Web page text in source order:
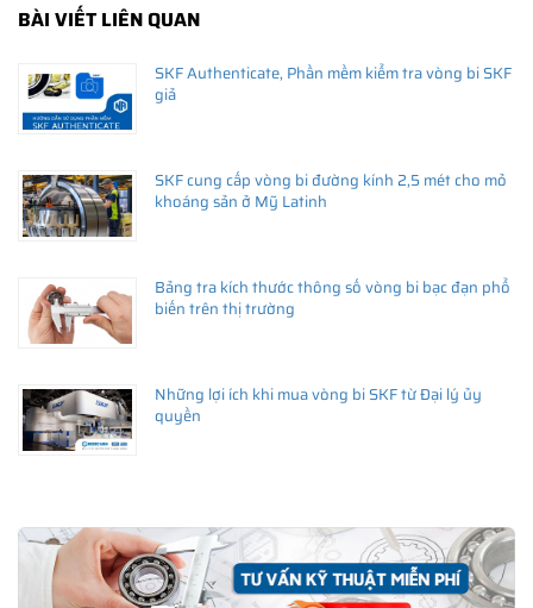
BÀI VIẾT LIÊN QUAN
SKF Authenticate, Phần mềm kiểm tra vòng bi SKF
giả
SKF cung cấp vòng bi đường kính 2,5 mét cho mỏ
khoáng sản ở Mỹ Latinh
Bảng tra kích thước thông số vòng bi bạc đạn phổ
biến trên thị trường
Những lợi ích khi mua vòng bi SKF từ Đại lý ủy
quyền